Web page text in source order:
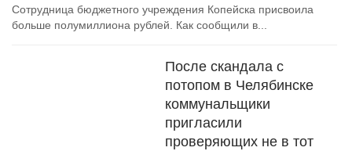
Сотрудница бюджетного учреждения Копейска присвоила
больше полумиллиона рублей. Как сообщили в...
После скандала с
потопом в Челябинске
коммунальщики
пригласили
проверяющих не в тот